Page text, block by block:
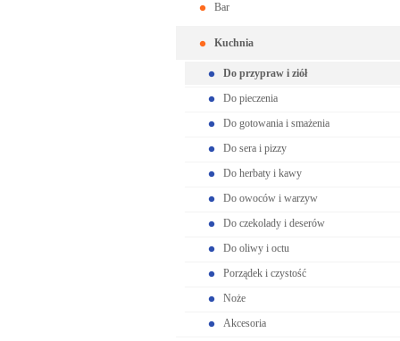
Bar
Kuchnia
Do przypraw i ziół
Do pieczenia
Do gotowania i smażenia
Do sera i pizzy
Do herbaty i kawy
Do owoców i warzyw
Do czekolady i deserów
Do oliwy i octu
Porządek i czystość
Noże
Akcesoria